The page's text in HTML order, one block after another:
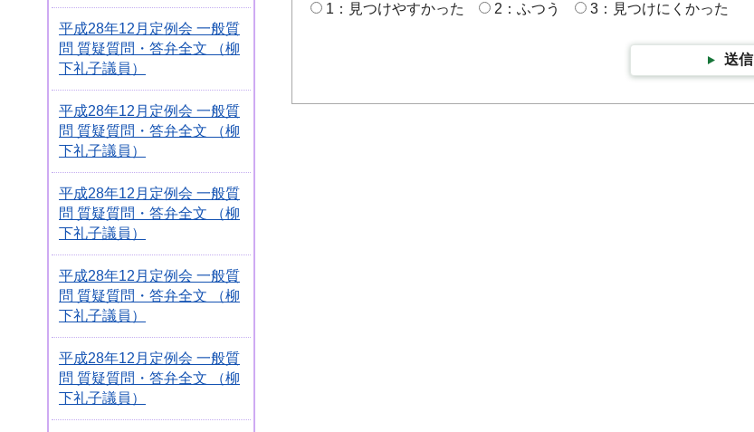
平成28年12月定例会 一般質
問 質疑質問・答弁全文 （柳
下礼子議員）
平成28年12月定例会 一般質
問 質疑質問・答弁全文 （柳
下礼子議員）
平成28年12月定例会 一般質
問 質疑質問・答弁全文 （柳
下礼子議員）
平成28年12月定例会 一般質
問 質疑質問・答弁全文 （柳
下礼子議員）
平成28年12月定例会 一般質
問 質疑質問・答弁全文 （柳
下礼子議員）
1：見つけやすかった
2：ふつう 3：見つけにくかった
送信